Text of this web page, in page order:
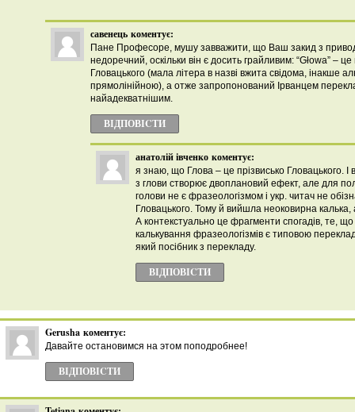
савенець коментує:
Пане Професоре, мушу завважити, що Ваш закид з
недоречний, оскільки він є досить грайливим: “Głowa” –
Гловацького (мала літера в назві вжита свідома, інакше
прямолінійною), а отже запропонований Ірванцем
найадекватнішим.
ВІДПОВІCТИ
анатолій івченко коментує:
я знаю, що Глова – це прізвисько Гловацького.
з глови створює двоплановий ефект, але для
голови не є фразеологізмом і укр. читач не
Гловацького. Тому й вийшла неоковирна
А контекстуально це фрагменти спогадів, те,
калькування фразеологізмів є типовою
який посібник з перекладу.
ВІДПОВІCТИ
Gerusha коментує:
Давайте остановимся на этом поподробнее!
ВІДПОВІCТИ